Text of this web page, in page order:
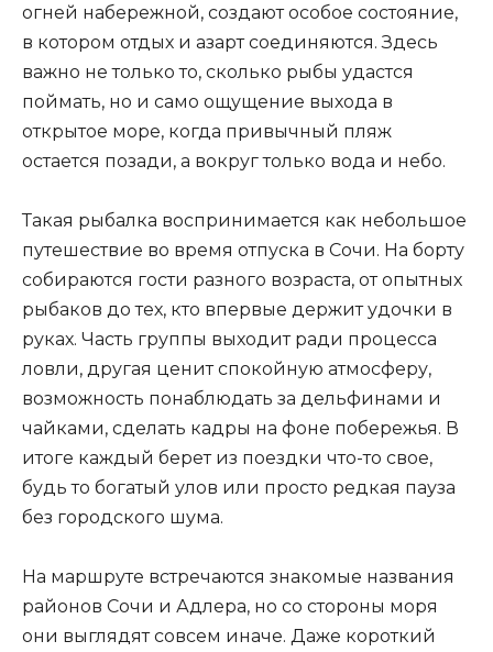
огней набережной, создают особое состояние,
в котором отдых и азарт соединяются. Здесь
важно не только то, сколько рыбы удастся
поймать, но и само ощущение выхода в
открытое море, когда привычный пляж
остается позади, а вокруг только вода и небо.
Такая рыбалка воспринимается как небольшое
путешествие во время отпуска в Сочи. На борту
собираются гости разного возраста, от опытных
рыбаков до тех, кто впервые держит удочки в
руках. Часть группы выходит ради процесса
ловли, другая ценит спокойную атмосферу,
возможность понаблюдать за дельфинами и
чайками, сделать кадры на фоне побережья. В
итоге каждый берет из поездки что-то свое,
будь то богатый улов или просто редкая пауза
без городского шума.
На маршруте встречаются знакомые названия
районов Сочи и Адлера, но со стороны моря
они выглядят совсем иначе. Даже короткий